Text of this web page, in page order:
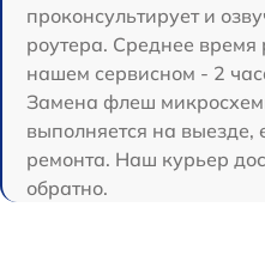
проконсультирует и
роутера. Среднее время
нашем сервисном - 2
Замена флеш
выполняется на выезде,
ремонта. Наш курьер
обратно.